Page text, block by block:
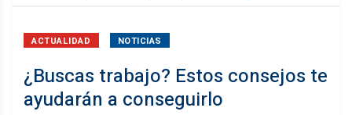
ACTUALIDAD NOTICIAS
¿Buscas trabajo? Estos consejos te
ayudarán a conseguirlo